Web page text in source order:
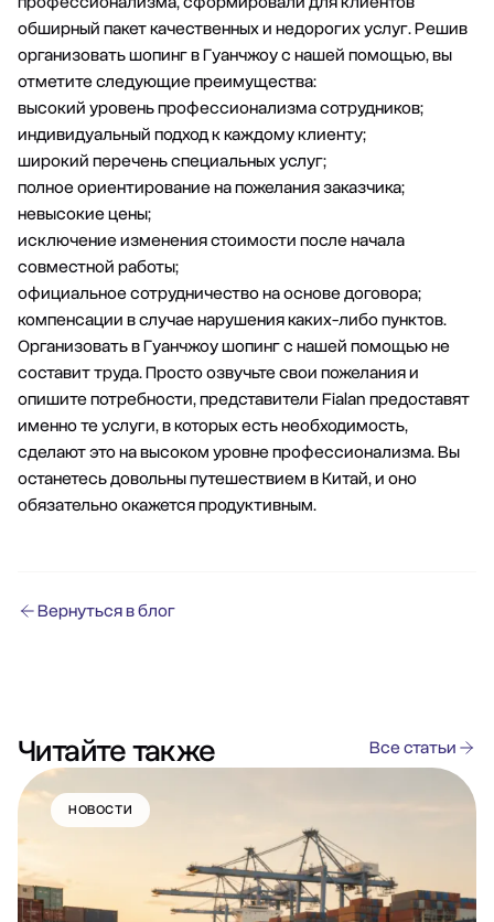
обширный пакет качественных и недорогих услуг. Решив
организовать шопинг в Гуанчжоу с нашей помощью, вы
отметите следующие преимущества:
высокий уровень профессионализма сотрудников;
индивидуальный подход к каждому клиенту;
широкий перечень специальных услуг;
полное ориентирование на пожелания заказчика;
невысокие цены;
исключение изменения стоимости после начала
совместной работы;
официальное сотрудничество на основе договора;
компенсации в случае нарушения каких-либо пунктов.
Организовать в Гуанчжоу шопинг с нашей помощью не
составит труда. Просто озвучьте свои пожелания и
опишите потребности, представители Fialan предоставят
именно те услуги, в которых есть необходимость,
сделают это на высоком уровне профессионализма. Вы
останетесь довольны путешествием в Китай, и оно
обязательно окажется продуктивным.
Вернуться в блог
Читайте также Все статьи
НОВОСТИ